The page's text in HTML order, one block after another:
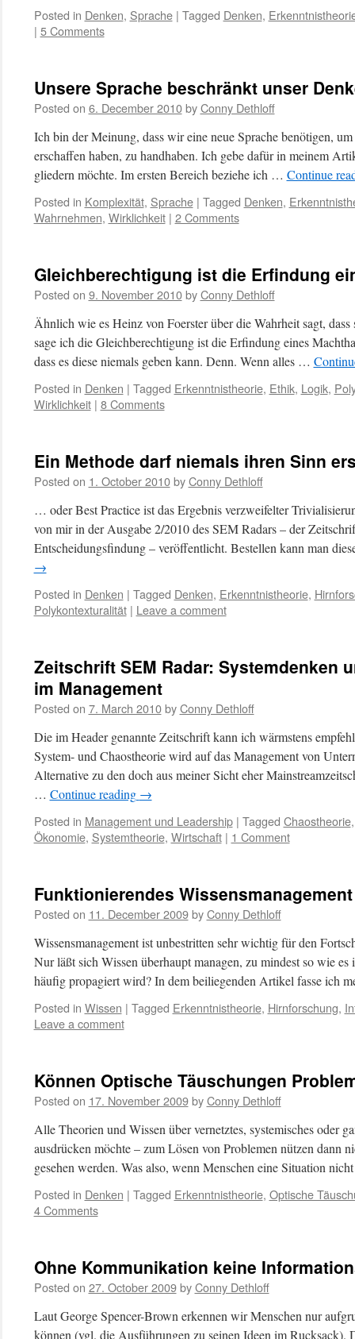
Posted in Denken, Sprache | Tagged Denken,
| 5 Comments
Unsere Sprache beschränkt unser
Posted on 6. December 2010 by Conny Dethloff
Ich bin der Meinung, dass wir eine neue Sprache benötigen,
erschaffen haben, zu handhaben. Ich gebe dafür in meinem
gliedern möchte. Im ersten Bereich beziehe ich … Continue
Posted in Komplexität, Sprache | Tagged Denken,
Wahrnehmen, Wirklichkeit | 2 Comments
Gleichberechtigung ist die Erfindung
Posted on 9. November 2010 by Conny Dethloff
Ähnlich wie es Heinz von Foerster über die Wahrheit sagt,
sage ich die Gleichberechtigung ist die Erfindung eines
dass es diese niemals geben kann. Denn. Wenn alles …
Posted in Denken | Tagged Erkenntnistheorie, Ethik, Logik,
Wirklichkeit | 8 Comments
Ein Methode darf niemals ihren Sinn
Posted on 1. October 2010 by Conny Dethloff
… oder Best Practice ist das Ergebnis verzweifelter
von mir in der Ausgabe 2/2010 des SEM Radars – der
Entscheidungsfindung – veröffentlicht. Bestellen kann man
→
Posted in Denken | Tagged Denken, Erkenntnistheorie,
Polykontexturalität | Leave a comment
Zeitschrift SEM Radar: Systemdenken
im Management
Posted on 7. March 2010 by Conny Dethloff
Die im Header genannte Zeitschrift kann ich wärmstens
System- und Chaostheorie wird auf das Management von
Alternative zu den doch aus meiner Sicht eher
… Continue reading →
Posted in Management und Leadership | Tagged Chaostheorie
Ökonomie, Systemtheorie, Wirtschaft | 1 Comment
Funktionierendes Wissensmanagement
Posted on 11. December 2009 by Conny Dethloff
Wissensmanagement ist unbestritten sehr wichtig für den
Nur läßt sich Wissen überhaupt managen, zu mindest so wie
häufig propagiert wird? In dem beiliegenden Artikel fasse ich
Posted in Wissen | Tagged Erkenntnistheorie, Hirnforschung,
Leave a comment
Können Optische Täuschungen
Posted on 17. November 2009 by Conny Dethloff
Alle Theorien und Wissen über vernetztes, systemisches oder
ausdrücken möchte – zum Lösen von Problemen nützen dann
gesehen werden. Was also, wenn Menschen eine Situation
Posted in Denken | Tagged Erkenntnistheorie, Optische
4 Comments
Ohne Kommunikation keine
Posted on 27. October 2009 by Conny Dethloff
Laut George Spencer-Brown erkennen wir Menschen nur
können (vgl. die Ausführungen zu seinen Ideen im Rucksack).